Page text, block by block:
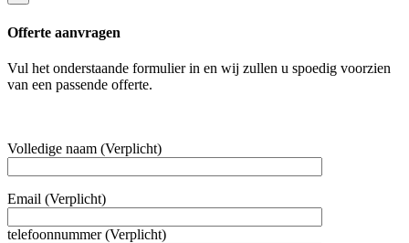
Offerte aanvragen
Vul het onderstaande formulier in en wij zullen u spoedig voorzien
van een passende offerte.
Volledige naam (Verplicht)
Email (Verplicht)
telefoonnummer (Verplicht)